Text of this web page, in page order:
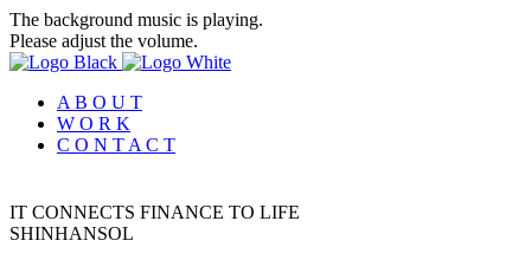
The background music is playing.
Please adjust the volume.
A B O U T
W O R K
C O N T A C T
IT CONNECTS FINANCE TO LIFE
SHINHANSOL